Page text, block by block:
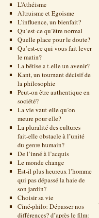
L’Athéisme
Altruisme et Egoïsme
L’influence, un bienfait?
Qu’est-ce qu’être normal
Quelle place pour le doute?
Qu’est-ce qui vous fait lever
le matin?
La bêtise a t-elle un avenir?
Kant, un tournant décisif de
la philosophie
Peut-on être authentique en
société?
La vie vaut-elle qu’on
meure pour elle?
La pluralité des cultures
fait-elle obstacle à l’unité
du genre humain?
De l’inné à l’acquis
Le monde change
Est-il plus heureux l’homme
qui pas dépassé la haie de
son jardin?
Choisir sa vie
Ciné-philo: Dépasser nos
différences? d’après le film: